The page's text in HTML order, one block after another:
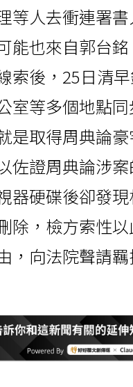
等人去衝連署書
能也來自郭台
索後，25日清
室等多個地點同
是取得周典論
佐證周典論涉
器硬碟後卻發
除，檢方索性
，向法院聲請